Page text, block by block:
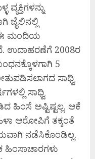
ಜೈಲಿನಲ್ಲಿ
ಈ ಮಂದಿಯ
ಉದಾಹರಣೆಗೆ 2008ರ
5
ಸಾಧ್ವಿ
ಸಾಧ್ವಿ
ಹಿಂಸೆ ಅಷ್ಟಿಷ್ಟಲ್ಲ. ಆಕೆ
ಆರೋಪಿಗೆ ತಕ್ಕಂತೆ
ನಡೆಸಿಕೊಂಡಿಲ್ಲ.
ಹಿಂಸಾಚಾರಗಳು